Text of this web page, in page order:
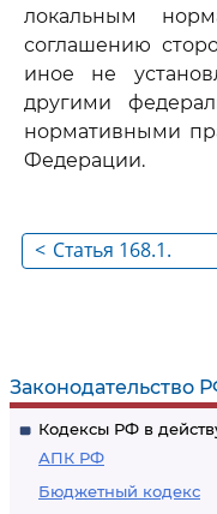
Законодательство
Кодексы РФ в
АПК РФ
Бюджетный кодекс
локальным
соглашению
иное не
другими
нормативными
Федерации.
< Статья 168.1.
работников,
постоянная
которых
осуществляется в